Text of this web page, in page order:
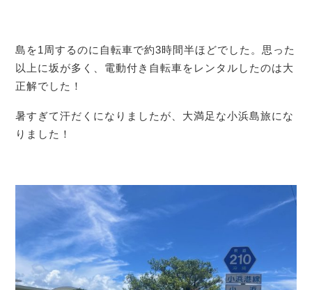
島を1周するのに自転車で約3時間半ほどでした。思った
以上に坂が多く、電動付き自転車をレンタルしたのは大
正解でした！
暑すぎて汗だくになりましたが、大満足な小浜島旅にな
りました！